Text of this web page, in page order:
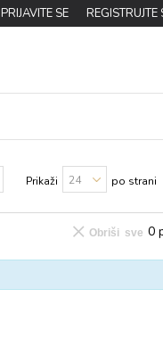
PRIJAVITE SE REGISTRUJTE
Prikaži po strani
0
Obriši sve